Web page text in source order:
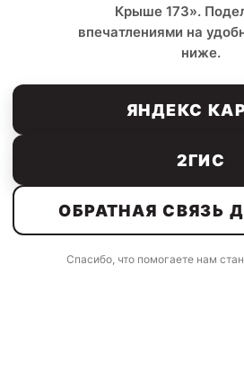
Крыше 173».
впечатлениями на
ниже.
ЯНДЕКС
2ГИС
ОБРАТНАЯ СВЯЗЬ
Спасибо, что помогаете нам